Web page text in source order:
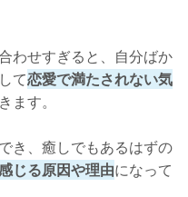
わせすぎると、自分ばか
て恋愛で満たされない気
ます。
き、癒しでもあるはずの
じる原因や理由になって